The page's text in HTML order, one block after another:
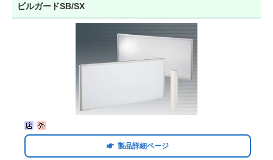
ビルガードSB/SX
製品詳細ページ